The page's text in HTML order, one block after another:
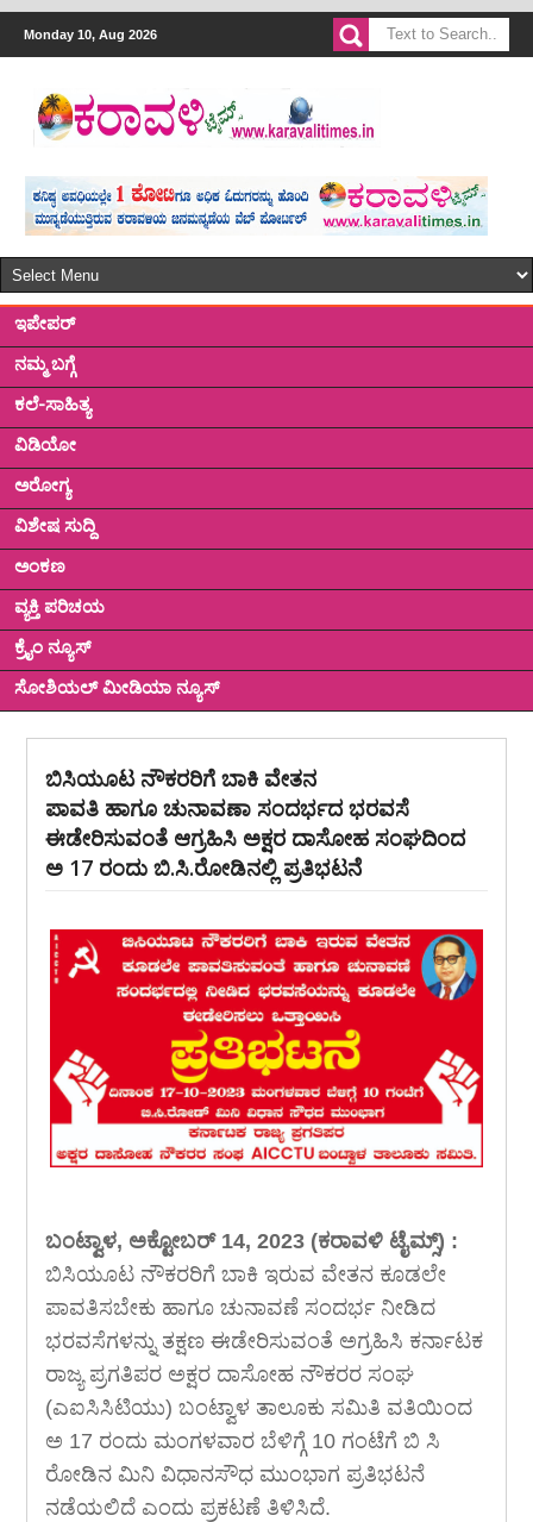
Monday 10, Aug 2026
ಇಪೇಪರ್
ನಮ್ಮ ಬಗ್ಗೆ
ಕಲೆ-ಸಾಹಿತ್ಯ
ವಿಡಿಯೋ
ಅರೋಗ್ಯ
ವಿಶೇಷ ಸುದ್ದಿ
ಅಂಕಣ
ವ್ಯಕ್ತಿ ಪರಿಚಯ
ಕ್ರೈಂ ನ್ಯೂಸ್
ಸೋಶಿಯಲ್ ಮೀಡಿಯಾ ನ್ಯೂಸ್
ಬಿಸಿಯೂಟ ನೌಕರರಿಗೆ ಬಾಕಿ ವೇತನ
ಪಾವತಿ ಹಾಗೂ ಚುನಾವಣಾ ಸಂದರ್ಭದ ಭರವಸೆ
ಈಡೇರಿಸುವಂತೆ ಆಗ್ರಹಿಸಿ ಅಕ್ಷರ ದಾಸೋಹ ಸಂಘದಿಂದ
ಅ 17 ರಂದು ಬಿ.ಸಿ.ರೋಡಿನಲ್ಲಿ ಪ್ರತಿಭಟನೆ
ಬಂಟ್ವಾಳ, ಅಕ್ಟೋಬರ್ 14, 2023 (ಕರಾವಳಿ ಟೈಮ್ಸ್) :
ಬಿಸಿಯೂಟ ನೌಕರರಿಗೆ ಬಾಕಿ ಇರುವ ವೇತನ ಕೂಡಲೇ
ಪಾವತಿಸಬೇಕು ಹಾಗೂ ಚುನಾವಣೆ ಸಂದರ್ಭ ನೀಡಿದ
ಭರವಸೆಗಳನ್ನು ತಕ್ಷಣ ಈಡೇರಿಸುವಂತೆ ಅಗ್ರಹಿಸಿ ಕರ್ನಾಟಕ
ರಾಜ್ಯ ಪ್ರಗತಿಪರ ಅಕ್ಷರ ದಾಸೋಹ ನೌಕರರ ಸಂಘ
(ಎಐಸಿಸಿಟಿಯು) ಬಂಟ್ವಾಳ ತಾಲೂಕು ಸಮಿತಿ ವತಿಯಿಂದ
ಅ 17 ರಂದು ಮಂಗಳವಾರ ಬೆಳಿಗ್ಗೆ 10 ಗಂಟೆಗೆ ಬಿ ಸಿ
ರೋಡಿನ ಮಿನಿ ವಿಧಾನಸೌಧ ಮುಂಭಾಗ ಪ್ರತಿಭಟನೆ
ನಡೆಯಲಿದೆ ಎಂದು ಪ್ರಕಟಣೆ ತಿಳಿಸಿದೆ.